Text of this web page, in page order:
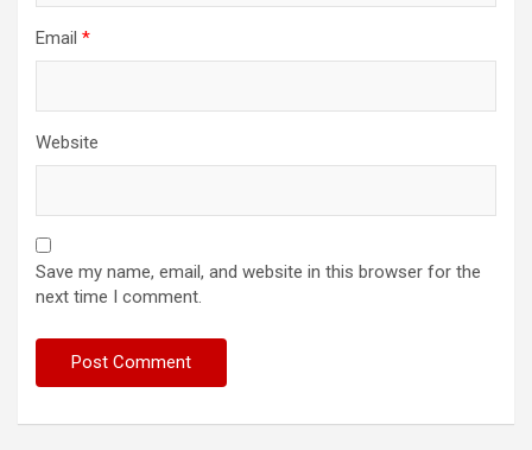
Email *
Website
Save my name, email, and website in this browser for the
next time I comment.